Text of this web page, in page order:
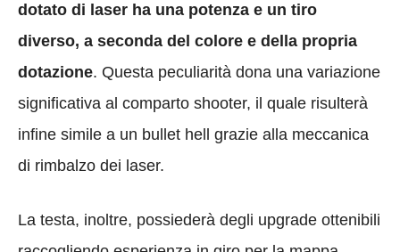
dotato di laser ha una potenza e un tiro
diverso, a seconda del colore e della propria
dotazione. Questa peculiarità dona una variazione
significativa al comparto shooter, il quale risulterà
infine simile a un bullet hell grazie alla meccanica
di rimbalzo dei laser.
La testa, inoltre, possiederà degli upgrade ottenibili